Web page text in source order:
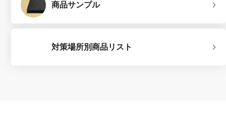
商品サンプル
対策場所別商品リスト